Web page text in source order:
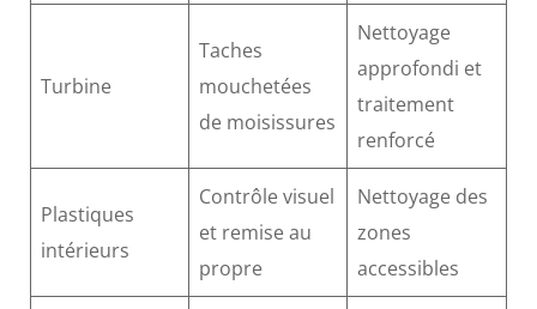
Turbine
Taches
mouchetées
de moisissures
Nettoyage
approfondi et
traitement
renforcé
Plastiques
intérieurs
Contrôle visuel
et remise au
propre
Nettoyage des
zones
accessibles